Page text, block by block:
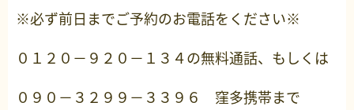
※必ず前日までご予約のお電話をください※
０１２０－９２０－１３４の無料通話、もしくは
０９０－３２９９－３３９６ 窪多携帯まで